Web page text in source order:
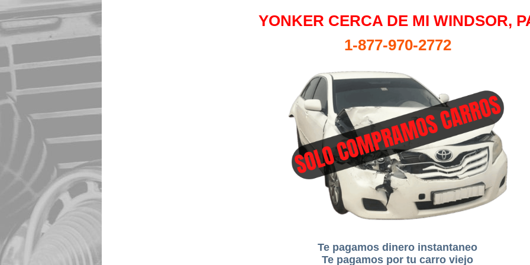
YONKER CERCA DE MI WINDSOR,
1-877-970-2772
Te pagamos dinero instantaneo
Te pagamos por tu carro viejo